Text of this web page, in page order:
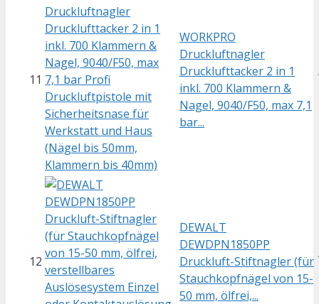
11
WORKPRO
Druckluftnagler
Drucklufttacker 2 in 1
inkl. 700 Klammern &
Nagel, 9040/F50, max 7,1
bar...
12
DEWALT
DEWDPN1850PP
Druckluft-Stiftnagler (für
Stauchkopfnägel von 15-
50 mm, ölfrei,...